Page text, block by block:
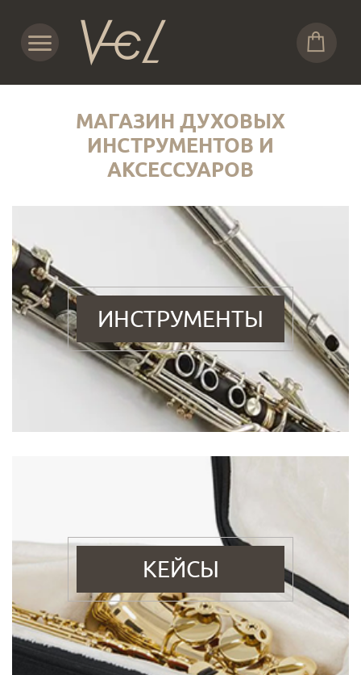
МАГАЗИН ДУХОВЫХ
ИНСТРУМЕНТОВ И
АКСЕССУАРОВ
ИНСТРУМЕНТЫ
КЕЙСЫ